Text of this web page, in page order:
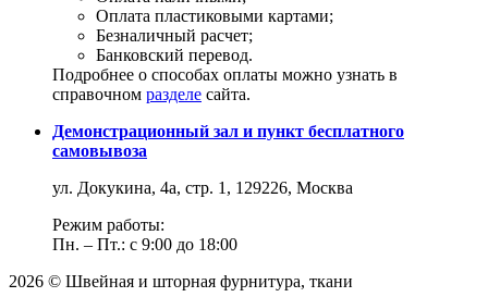
Оплата пластиковыми картами;
Безналичный расчет;
Банковский перевод.
Подробнее о способах оплаты можно узнать в
справочном разделе сайта.
Демонстрационный зал и пункт бесплатного
самовывоза
ул. Докукина, 4а, стр. 1, 129226, Москва
Режим работы:
Пн. – Пт.: с 9:00 до 18:00
2026 © Швейная и шторная фурнитура, ткани